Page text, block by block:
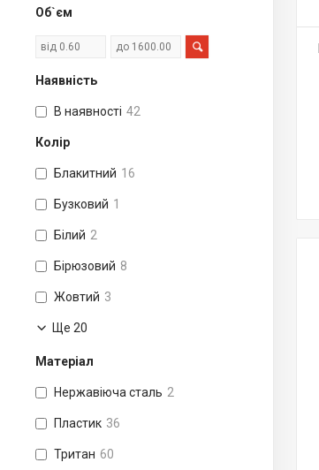
Об`єм
Наявність
В наявності 42
Колір
Блакитний 16
Бузковий 1
Білий 2
Бірюзовий 8
Жовтий 3
Ще 20
Матеріал
Нержавіюча сталь 2
Пластик 36
Тритан 60